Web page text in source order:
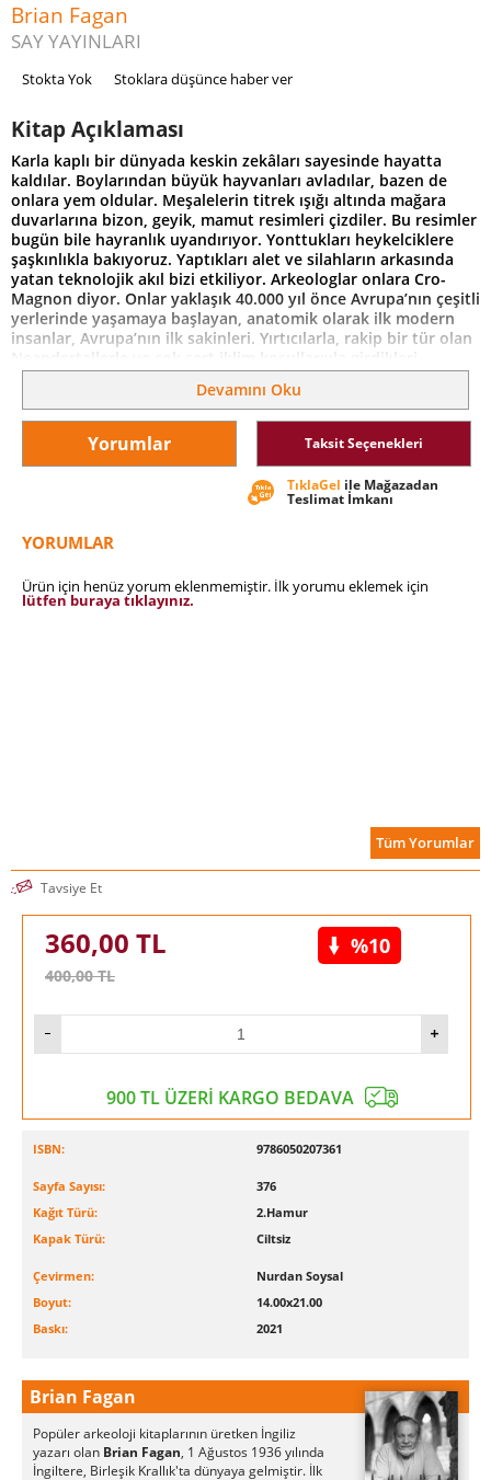
Brian Fagan
SAY YAYINLARI
Stokta Yok Stoklara düşünce haber ver
Kitap Açıklaması
Karla kaplı bir dünyada keskin zekâları sayesinde hayatta
kaldılar. Boylarından büyük hayvanları avladılar, bazen de
onlara yem oldular. Meşalelerin titrek ışığı altında mağara
duvarlarına bizon, geyik, mamut resimleri çizdiler. Bu resimler
bugün bile hayranlık uyandırıyor. Yonttukları heykelciklere
şaşkınlıkla bakıyoruz. Yaptıkları alet ve silahların arkasında
yatan teknolojik akıl bizi etkiliyor. Arkeologlar onlara Cro-
Magnon diyor. Onlar yaklaşık 40.000 yıl önce Avrupa’nın çeşitli
yerlerinde yaşamaya başlayan, anatomik olarak ilk modern
insanlar, Avrupa’nın ilk sakinleri. Yırtıcılarla, rakip bir tür olan
Neandertallerle ve çok sert iklim koşullarıyla girdikleri
mücadeleden galip çıktılar.
Brian Fagan bu ilk Avrupa kültürünün Afrika’dan neler
getirdiğini, Avrupa’da hangi gelişmeleri kaydettiklerini ve
içinde yaşadıkları Buzul Çağı ikliminin bu kültürün gelişimi
üzerindeki etkilerini yalın bir dille açıklıyor.
Devamını Oku
Yorumlar Taksit Seçenekleri
TıklaGel ile Mağazadan
Teslimat İmkanı
YORUMLAR
Ürün için henüz yorum eklenmemiştir. İlk yorumu eklemek için
lütfen buraya tıklayınız.
Tüm Yorumlar
Tavsiye Et
360,00 TL
400,00TL
%10
900 TL ÜZERİ KARGO BEDAVA
ISBN: 9786050207361
Sayfa Sayısı:
376
Kağıt Türü:
2.Hamur
Kapak Türü:
Ciltsiz
Çevirmen:
Nurdan Soysal
Boyut:
14.00x21.00
Baskı:
2021
Brian Fagan
Popüler arkeoloji kitaplarının üretken İngiliz
yazarı olan Brian Fagan, 1 Ağustos 1936 yılında
İngiltere, Birleşik Krallık'ta dünyaya gelmiştir. İlk